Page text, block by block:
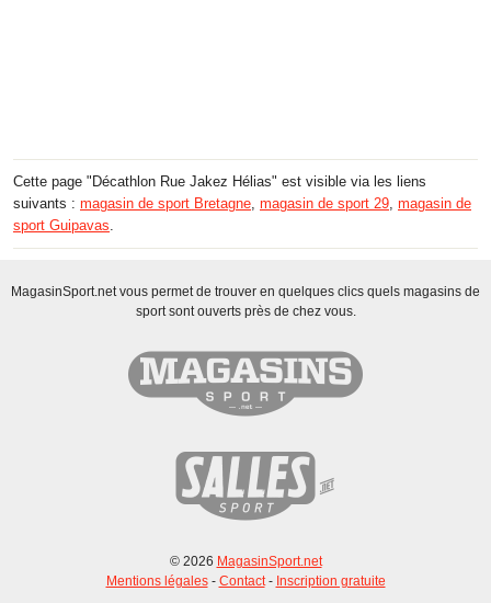
Cette page "Décathlon Rue Jakez Hélias" est visible via les liens
suivants : magasin de sport Bretagne magasin de sport 29 magasin de
sport Guipavas
MagasinSport.net vous permet de trouver en quelques clics quels magasins de
sport sont ouverts près de chez vous.
© 2026 MagasinSport.net
Mentions légales- Contact- Inscription gratuite